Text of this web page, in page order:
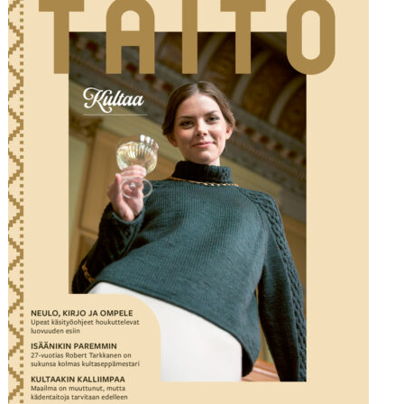
useampi
muunnelma.
Voit
tehdä
valinnat
tuotteen
sivulla.